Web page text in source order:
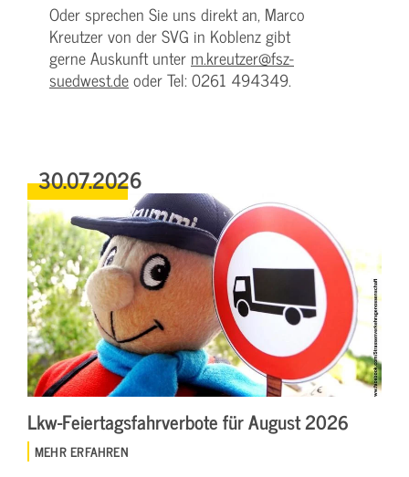
Oder sprechen Sie uns direkt an, Marco
Kreutzer von der SVG in Koblenz gibt
gerne Auskunft unter m.kreutzer@fsz-
suedwest.deoder Tel: 0261 494349.
30.07.2026
Lkw-Feiertagsfahrverbote für August 2026
MEHR ERFAHREN